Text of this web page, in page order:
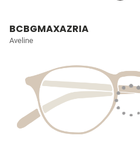
BCBGMAXAZRIA
Aveline